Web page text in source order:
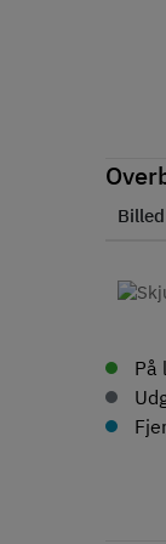
Billed
På